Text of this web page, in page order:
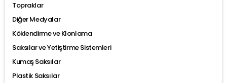
Topraklar
Diğer Medyalar
Köklendirme ve Klonlama
Saksılar ve Yetiştirme Sistemleri
Kumaş Saksılar
Plastik Saksılar